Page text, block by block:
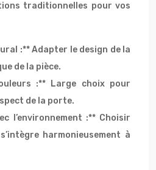
traditionnelles pour vos
:** Adapter le design de la
de la pièce.
:** Large choix pour
de la porte.
l’environnement :** Choisir
harmonieusement à